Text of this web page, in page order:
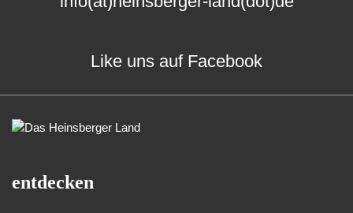
Like uns auf Facebook
entdecken